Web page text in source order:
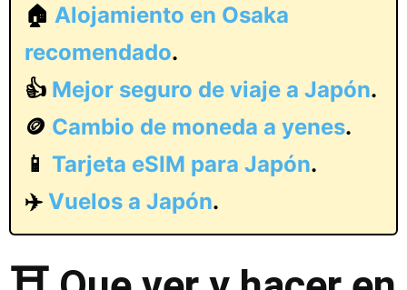
🏠 Alojamiento en Osaka
recomendado.
👍 Mejor seguro de viaje a Japón.
🪙 Cambio de moneda a yenes.
📱 Tarjeta eSIM para Japón.
✈️ Vuelos a Japón.